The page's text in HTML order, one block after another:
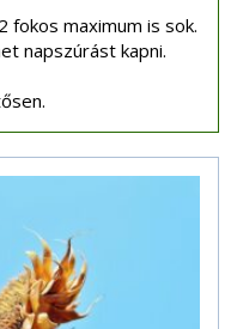
fokos maximum is sok.
napszúrást kapni.